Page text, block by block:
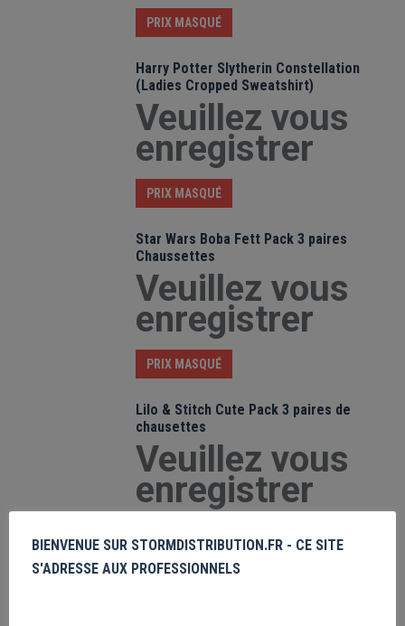
PRIX MASQUÉ
Harry Potter Slytherin Constellation
(Ladies Cropped Sweatshirt)
Veuillez vous
enregistrer
PRIX MASQUÉ
Star Wars Boba Fett Pack 3 paires
Chaussettes
Veuillez vous
enregistrer
PRIX MASQUÉ
Lilo & Stitch Cute Pack 3 paires de
chausettes
Veuillez vous
enregistrer
BIENVENUE SUR STORMDISTRIBUTION.FR - CE SITE
S'ADRESSE AUX PROFESSIONNELS